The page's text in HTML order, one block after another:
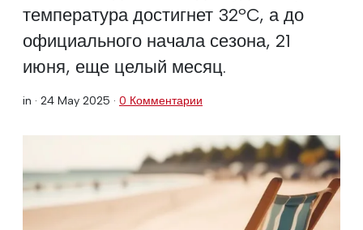
температура достигнет 32ºC, а до
официального начала сезона, 21
июня, еще целый месяц.
in · 24 May 2025 · 0 Комментарии